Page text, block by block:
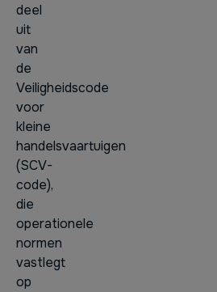
deel
uit
van
de
Veiligheidscode
voor
kleine
handelsvaartuigen
(SCV-
code),
die
operationele
normen
vastlegt
op